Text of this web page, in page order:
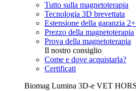
Tutto sulla magnetoterapia
Tecnologia 3D brevettata
Estensione della garanzia
Prezzo della magnetoterapia
Prova della magnetoterapia
Il nostro consiglio
Come e dove acquistarla?
Certificati
Biomag Lumina 3D-e VET